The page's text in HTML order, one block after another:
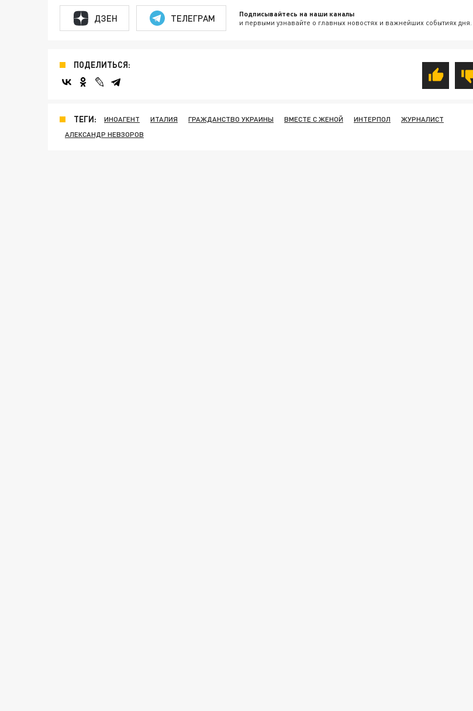
ДЗЕН ТЕЛЕГРАМ Подписывайтесь на наши каналы
и первыми узнавайте о главных новостях и важнейших событиях дня.
ПОДЕЛИТЬСЯ:
ТЕГИ: ИНОАГЕНТ ИТАЛИЯ ГРАЖДАНСТВО УКРАИНЫ ВМЕСТЕ С ЖЕНОЙ ИНТЕРПОЛ
ЖУРНАЛИСТ
АЛЕКСАНДР НЕВЗОРОВ